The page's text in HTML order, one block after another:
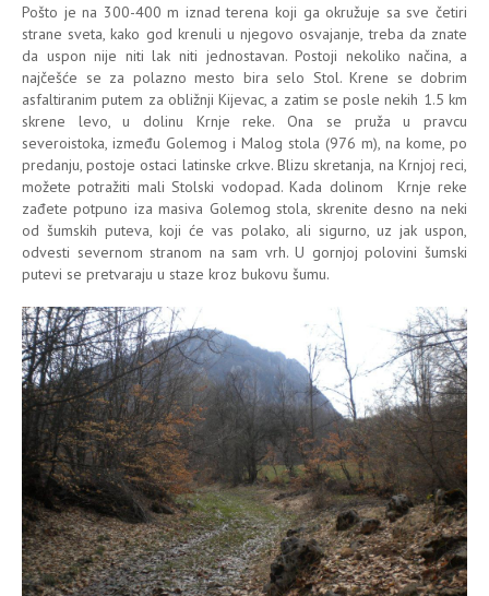
Pošto je na 300-400 m iznad terena koji ga okružuje sa sve četiri
strane sveta, kako god krenuli u njegovo osvajanje, treba da znate
da uspon nije niti lak niti jednostavan. Postoji nekoliko načina, a
najčešće se za polazno mesto bira selo Stol. Krene se dobrim
asfaltiranim putem za obližnji Kijevac, a zatim se posle nekih 1.5 km
skrene levo, u dolinu Krnje reke. Ona se pruža u pravcu
severoistoka, između Golemog i Malog stola (976 m), na kome, po
predanju, postoje ostaci latinske crkve. Blizu skretanja, na Krnjoj reci,
možete potražiti mali Stolski vodopad. Kada dolinom Krnje reke
zađete potpuno iza masiva Golemog stola, skrenite desno na neki
od šumskih puteva, koji će vas polako, ali sigurno, uz jak uspon,
odvesti severnom stranom na sam vrh. U gornjoj polovini šumski
putevi se pretvaraju u staze kroz bukovu šumu.